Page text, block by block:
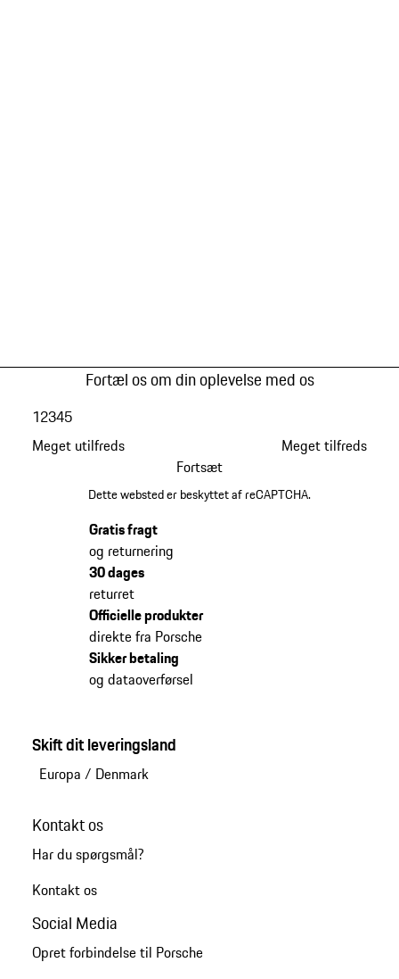
Fortæl os om din oplevelse med os
Meget utilfreds
12345
Meget tilfreds
Fortsæt
Dette websted er beskyttet af reCAPTCHA.
Gratis fragt
og returnering
30 dages
returret
Officielle produkter
direkte fra Porsche
Sikker betaling
og dataoverførsel
Skift dit leveringsland
Europa / Denmark
Kontakt os
Har du spørgsmål?
Kontakt os
Social Media
Opret forbindelse til Porsche